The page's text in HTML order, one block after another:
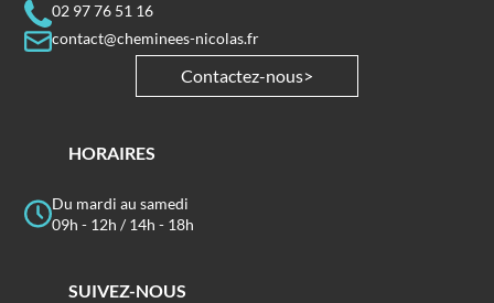
02 97 76 51 16
contact@cheminees-nicolas.fr
Contactez-nous
HORAIRES
Du mardi au samedi
09h - 12h / 14h - 18h
SUIVEZ-NOUS